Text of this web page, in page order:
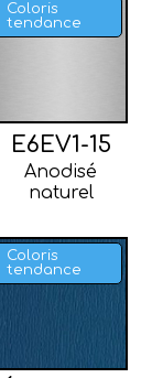
Coloris
tendance
E6EV1-15
Anodisé
naturel
Coloris
tendance